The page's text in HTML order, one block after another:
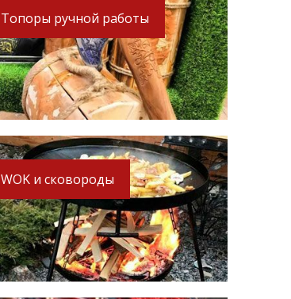
Топоры ручной работы
WOK и сковороды